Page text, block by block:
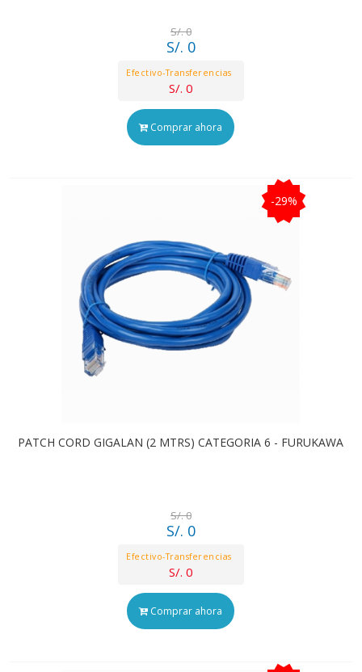
S/. 0
S/. 0
Efectivo-Transferencias
S/. 0
Comprar ahora
-29%
PATCH CORD GIGALAN (2 MTRS) CATEGORIA 6 - FURUKAWA
S/. 0
S/. 0
Efectivo-Transferencias
S/. 0
Comprar ahora